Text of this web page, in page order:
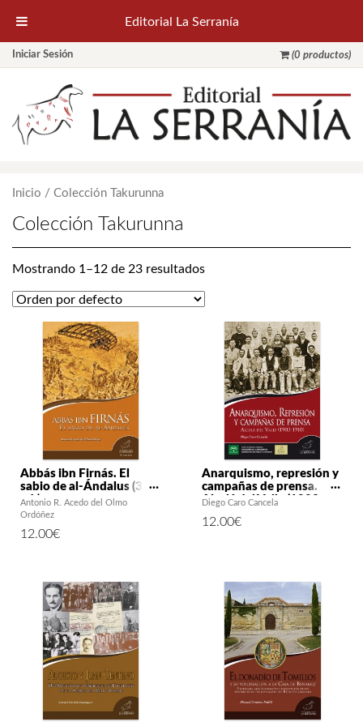
Iniciar Sesión (0 productos)
Inicio / Colección Takurunna
Colección Takurunna
Mostrando 1–12 de 23 resultados
Abbás ibn Firnás. El
sabio de al-Ándalus (3ª
ed.)
Antonio R. Acedo del Olmo
Ordóñez
12.00€
Anarquismo, represión y
campañas de prensa.
Alcalá del Valle (1903-
Diego Caro Cancela
12.00€
Editorial La Serranía